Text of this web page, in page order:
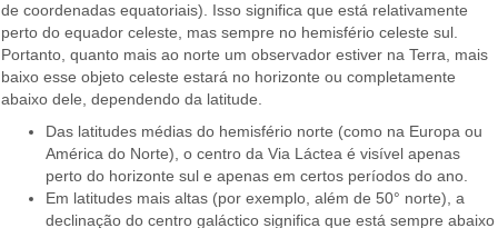
de coordenadas equatoriais). Isso significa que está relativamente
perto do equador celeste, mas sempre no hemisfério celeste sul.
Portanto, quanto mais ao norte um observador estiver na Terra, mais
baixo esse objeto celeste estará no horizonte ou completamente
abaixo dele, dependendo da latitude.
Das latitudes médias do hemisfério norte (como na Europa ou
América do Norte), o centro da Via Láctea é visível apenas
perto do horizonte sul e apenas em certos períodos do ano.
Em latitudes mais altas (por exemplo, além de 50° norte), a
declinação do centro galáctico significa que está sempre abaixo